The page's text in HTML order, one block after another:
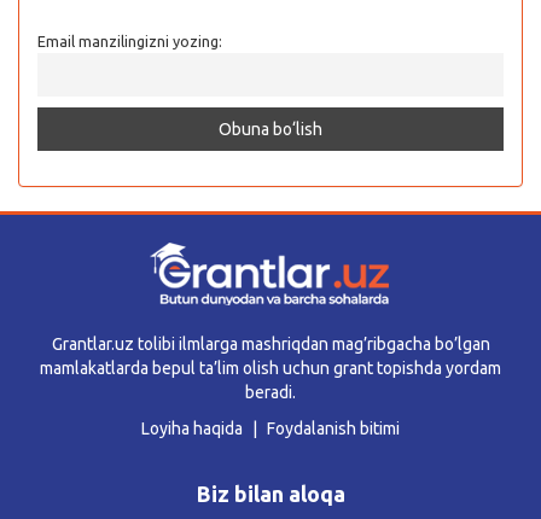
Email manzilingizni yozing:
Grantlar.uz tolibi ilmlarga mashriqdan mag’ribgacha bo’lgan
mamlakatlarda bepul ta’lim olish uchun grant topishda yordam
beradi.
Loyiha haqida
Foydalanish bitimi
Biz bilan aloqa